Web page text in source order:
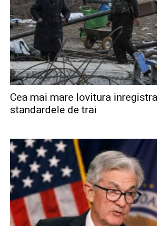
Cea mai mare lovitura
standardele de trai